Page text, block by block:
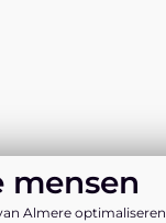
mensen
Almere optimaliseren